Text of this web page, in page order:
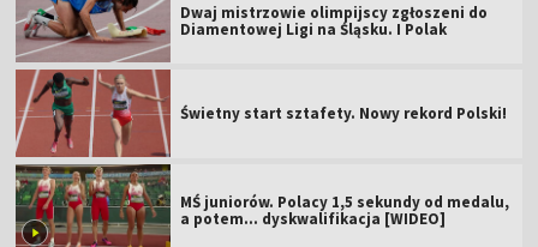
Dwaj mistrzowie olimpijscy zgłoszeni do
Diamentowej Ligi na Śląsku. I Polak
Świetny start sztafety. Nowy rekord Polski!
MŚ juniorów. Polacy 1,5 sekundy od medalu,
a potem... dyskwalifikacja [WIDEO]